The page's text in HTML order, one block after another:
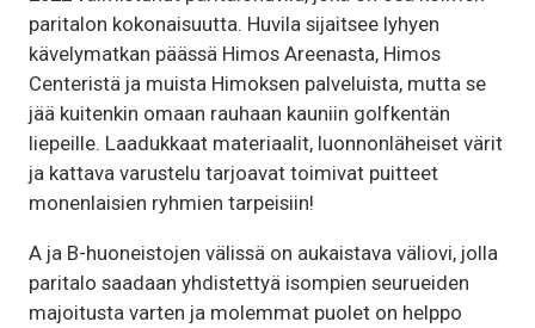
paritalon kokonaisuutta. Huvila sijaitsee lyhyen
kävelymatkan päässä Himos Areenasta, Himos
Centeristä ja muista Himoksen palveluista, mutta se
jää kuitenkin omaan rauhaan kauniin golfkentän
liepeille. Laadukkaat materiaalit, luonnonläheiset värit
ja kattava varustelu tarjoavat toimivat puitteet
monenlaisien ryhmien tarpeisiin!
A ja B-huoneistojen välissä on aukaistava väliovi, jolla
paritalo saadaan yhdistettyä isompien seurueiden
majoitusta varten ja molemmat puolet on helppo